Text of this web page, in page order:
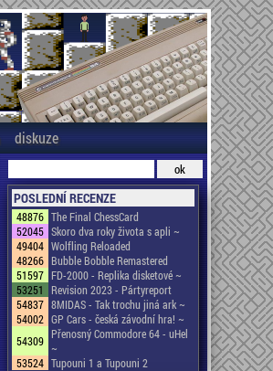
diskuze
POSLEDNÍ RECENZE
48876 The Final ChessCard
52045 Skoro dva roky života s apli ~
49404 Wolfling Reloaded
48266 Bubble Bobble Remastered
51597 FD-2000 - Replika disketové ~
53251
Revision 2023 - Pártyreport
54837 8MIDAS - Tak trochu jiná ark ~
54002 GP Cars - česká závodní hra! ~
54309 Přenosný Commodore 64 - uHel
~
53524 Tupouni 1 a Tupouni 2